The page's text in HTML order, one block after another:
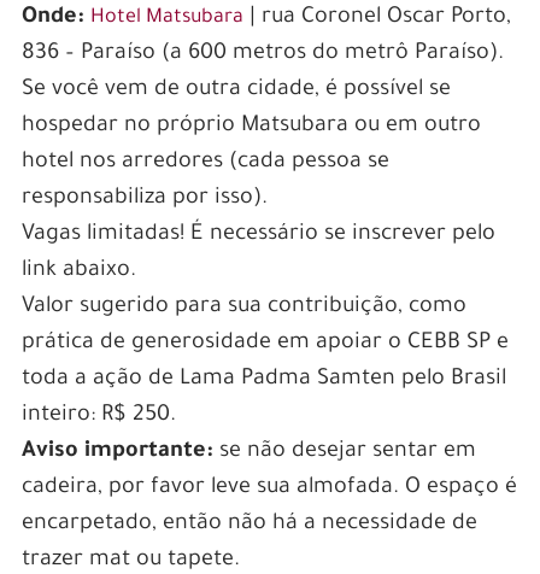
Onde: Hotel Matsubara
| rua Coronel Oscar Porto,
836 – Paraíso (a 600 metros do metrô Paraíso).
Se você vem de outra cidade, é possível se
hospedar no próprio Matsubara ou em outro
hotel nos arredores (cada pessoa se
responsabiliza por isso).
Vagas limitadas! É necessário se inscrever pelo
link abaixo.
Valor sugerido para sua contribuição, como
prática de generosidade em apoiar o CEBB SP e
toda a ação de Lama Padma Samten pelo Brasil
inteiro: R$ 250.
Aviso importante: se não desejar sentar em
cadeira, por favor leve sua almofada. O espaço é
encarpetado, então não há a necessidade de
trazer mat ou tapete.